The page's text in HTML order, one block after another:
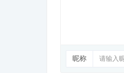
昵称